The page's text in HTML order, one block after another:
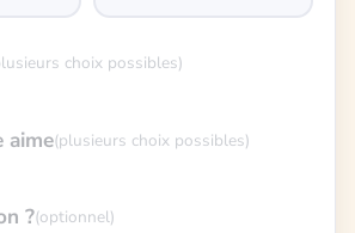
choix possibles)
aime(plusieurs choix possibles)
?(optionnel)